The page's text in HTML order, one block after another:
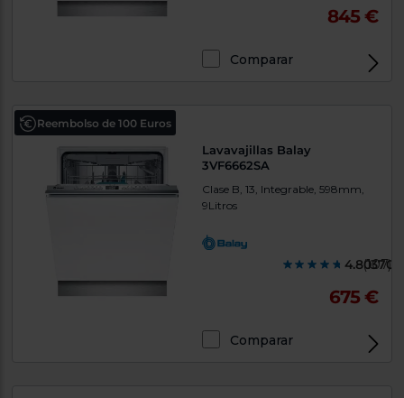
845 €
Comparar
Reembolso de 100 Euros
Lavavajillas Balay
3VF6662SA
Clase B, 13, Integrable, 598mm,
9Litros
(107)
675 €
Comparar